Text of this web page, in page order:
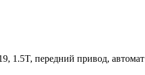
1.5T, передний привод, автомат